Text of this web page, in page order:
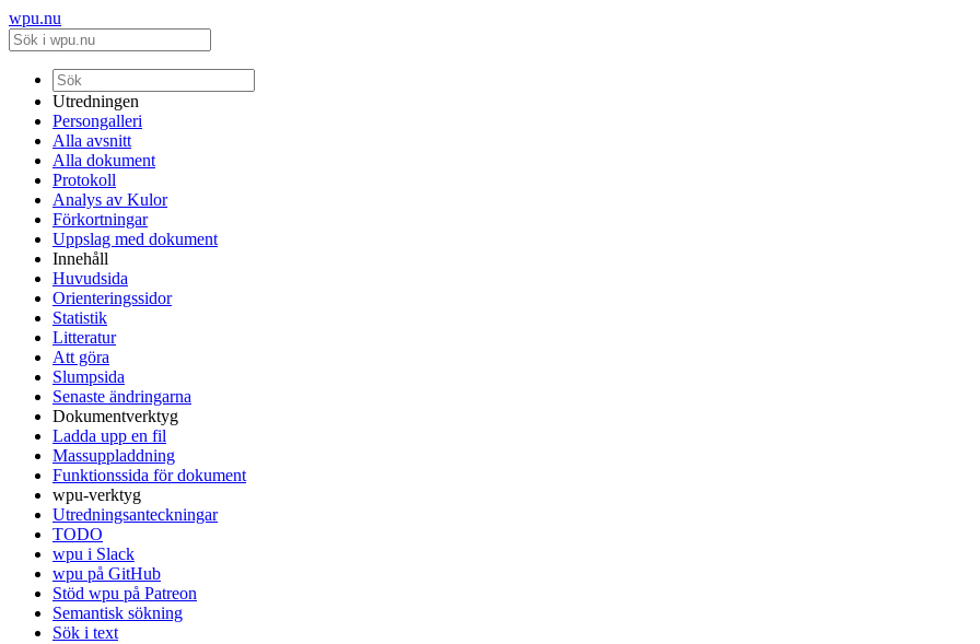
wpu.nu
Utredningen
Persongalleri
Alla avsnitt
Alla dokument
Protokoll
Analys av Kulor
Förkortningar
Uppslag med dokument
Innehåll
Huvudsida
Orienteringssidor
Statistik
Litteratur
Att göra
Slumpsida
Senaste ändringarna
Dokumentverktyg
Ladda upp en fil
Massuppladdning
Funktionssida för dokument
wpu-verktyg
Utredningsanteckningar
TODO
wpu i Slack
wpu på GitHub
Stöd wpu på Patreon
Semantisk sökning
Sök i text